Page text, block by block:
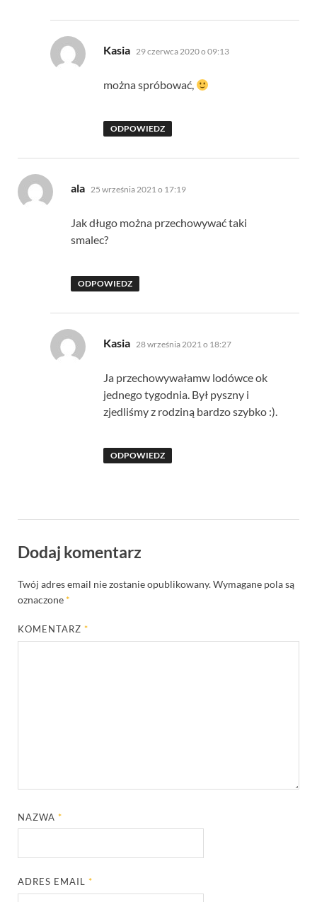
Kasia pisze:
29 czerwca 2020 o 09:13
można spróbować,
ODPOWIEDZ
ala pisze:
25 września 2021 o 17:19
Jak długo można przechowywać taki
smalec?
ODPOWIEDZ
Kasia pisze:
28 września 2021 o 18:27
Ja przechowywałamw lodówce ok
jednego tygodnia. Był pyszny i
zjedliśmy z rodziną bardzo szybko :).
ODPOWIEDZ
Dodaj komentarz
Twój adres email nie zostanie opublikowany.Wymagane pola są
oznaczone *
KOMENTARZ*
NAZWA*
ADRES EMAIL*